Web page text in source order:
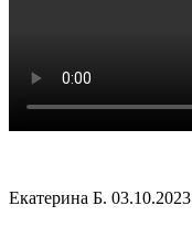
Екатерина Б. 03.10.2023